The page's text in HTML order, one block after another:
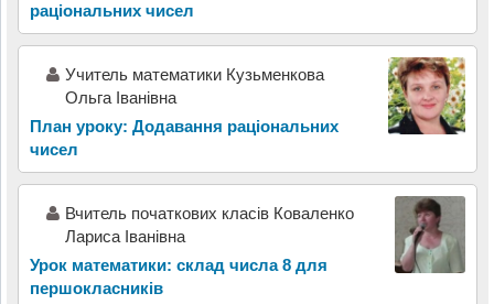
раціональних чисел
Учитель математики Кузьменкова
Ольга Іванівна
План уроку: Додавання раціональних
чисел
Вчитель початкових класів Коваленко
Лариса Іванівна
Урок математики: склад числа 8 для
першокласників